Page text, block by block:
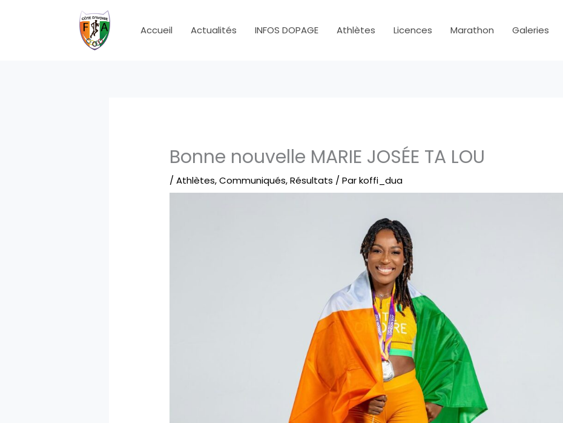
Accueil Actualités INFOS DOPAGE Athlètes Licences Marathon Galeries
Bonne nouvelle MARIE JOSÉE TA LOU
/Athlètes,Communiqués,Résultats / Parkoffi_dua